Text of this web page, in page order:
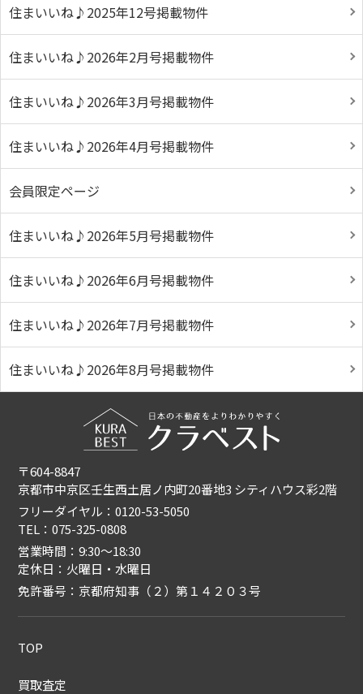
住まいいね♪2025年12号掲載物件
住まいいね♪2026年2月号掲載物件
住まいいね♪2026年3月号掲載物件
住まいいね♪2026年4月号掲載物件
会員限定ページ
住まいいね♪2026年5月号掲載物件
住まいいね♪2026年6月号掲載物件
住まいいね♪2026年7月号掲載物件
住まいいね♪2026年8月号掲載物件
〒604-8847
京都市中京区壬生西土居ノ内町20番地3 シティハウス彩2階
フリーダイヤル：0120-53-5050
TEL：075-325-0808
営業時間：9:30〜18:30
定休日：火曜日・水曜日
免許番号：京都府知事（２）第１４２０３号
TOP
買取査定